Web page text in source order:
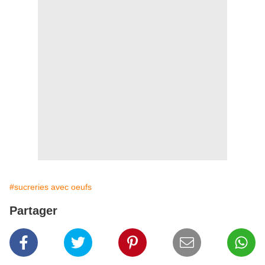
#sucreries avec oeufs
Partager